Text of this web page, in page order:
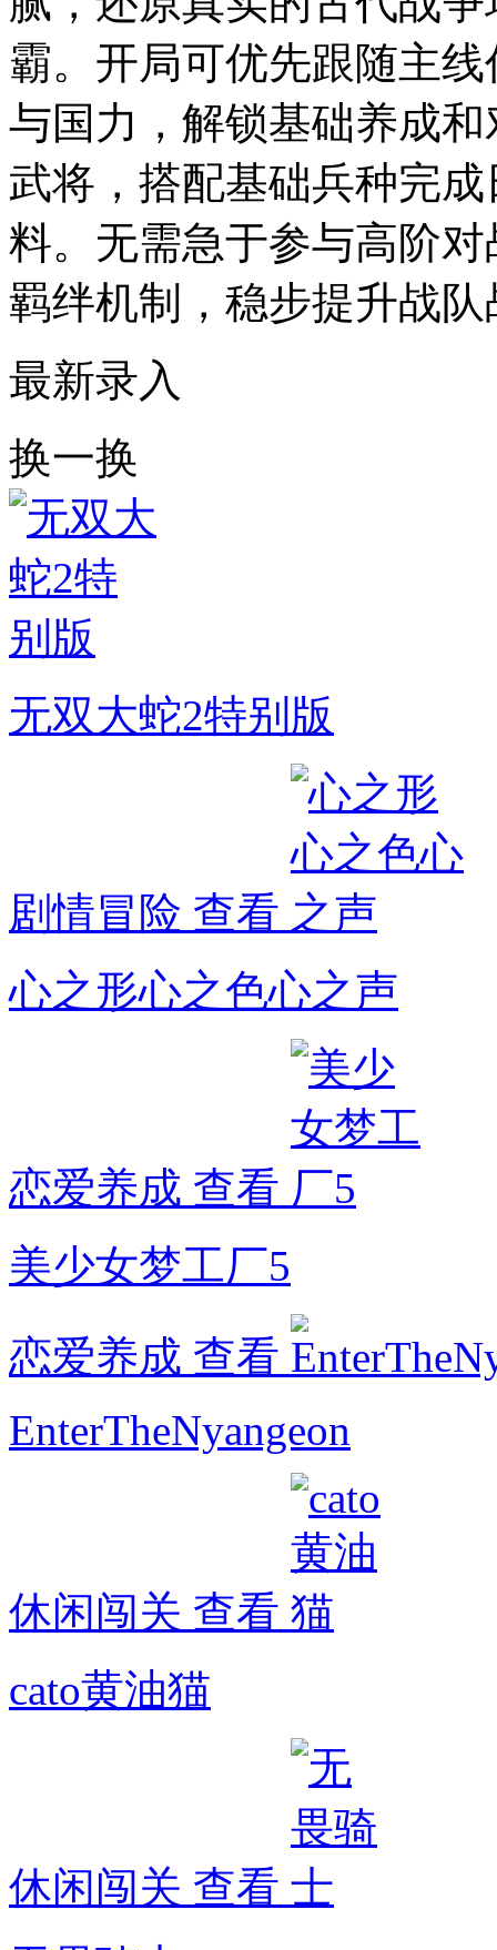
霸。开局可优先跟随主
与国力，解锁基础养成
武将，搭配基础兵种完
料。无需急于参与高阶
羁绊机制，稳步提升战队
最新录入
换一换
无双大蛇2特别版
剧情冒险 查看
心之形心之色心之声
恋爱养成 查看
美少女梦工厂5
恋爱养成 查看
EnterTheNyangeon
休闲闯关 查看
cato黄油猫
休闲闯关 查看